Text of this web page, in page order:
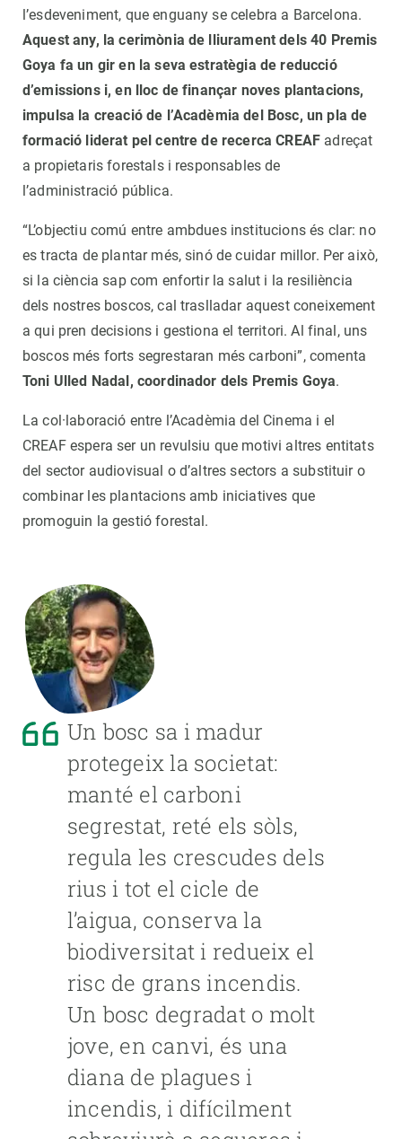
l’esdeveniment, que enguany se celebra a Barcelona.
Aquest any, la cerimònia de lliurament dels 40 Premis
Goya fa un gir en la seva estratègia de reducció
d’emissions i, en lloc de finançar noves plantacions,
impulsa la creació de l’Acadèmia del Bosc, un pla de
formació liderat pel centre de recerca CREAF adreçat
a propietaris forestals i responsables de
l’administració pública.
“L’objectiu comú entre ambdues institucions és clar: no
es tracta de plantar més, sinó de cuidar millor. Per això,
si la ciència sap com enfortir la salut i la resiliència
dels nostres boscos, cal traslladar aquest coneixement
a qui pren decisions i gestiona el territori. Al final, uns
boscos més forts segrestaran més carboni”, comenta
Toni Ulled Nadal, coordinador dels Premis Goya.
La col·laboració entre l’Acadèmia del Cinema i el
CREAF espera ser un revulsiu que motivi altres entitats
del sector audiovisual o d’altres sectors a substituir o
combinar les plantacions amb iniciatives que
promoguin la gestió forestal.
Un bosc sa i madur
protegeix la societat:
manté el carboni
segrestat, reté els sòls,
regula les crescudes dels
rius i tot el cicle de
l’aigua, conserva la
biodiversitat i redueix el
risc de grans incendis.
Un bosc degradat o molt
jove, en canvi, és una
diana de plagues i
incendis, i difícilment